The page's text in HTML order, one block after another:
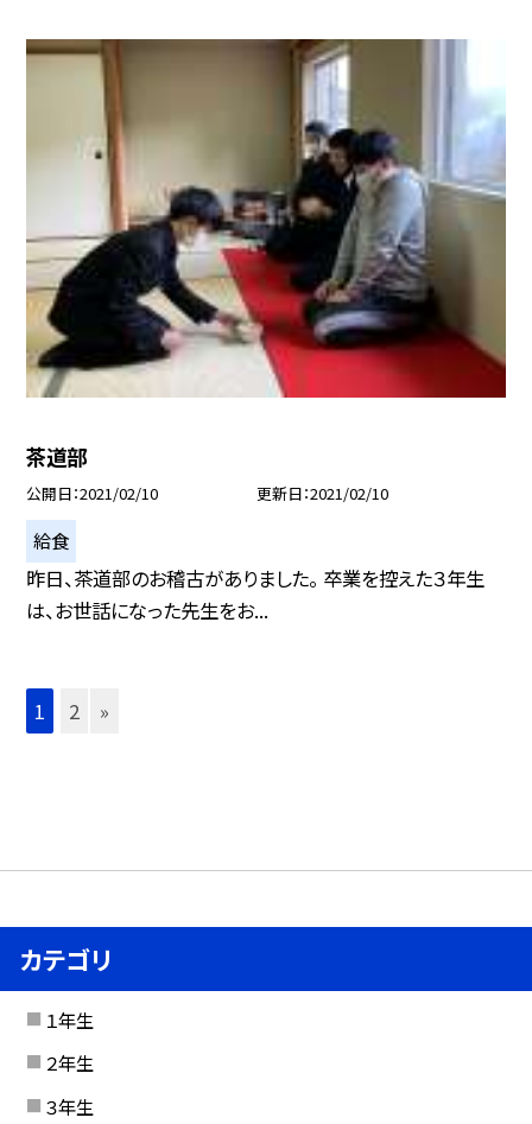
茶道部
公開日 2021/02/10 更新日 2021/02/10
給食
昨日、茶道部のお稽古がありました。 卒業を控えた３年生
は、お世話になった先生をお...
1 2 »
カテゴリ
１年生
２年生
３年生